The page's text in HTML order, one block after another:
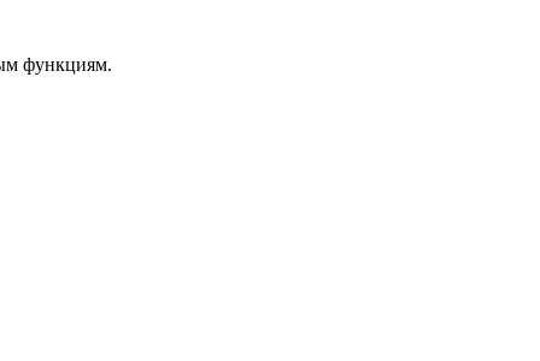
функциям.